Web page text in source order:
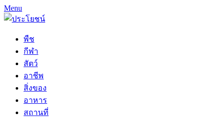
Menu
พืช
กีฬา
สัตว์
อาชีพ
สิ่งของ
อาหาร
สถานที่